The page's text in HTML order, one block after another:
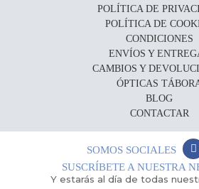
POLÍTICA DE
POLÍTICA DE
CONDICIONES
ENVÍOS Y
CAMBIOS Y
ÓPTICAS
BLOG
CONTACTAR
SOMOS SOCIALES
SUSCRÍBETE A NUESTRA
Y estarás al día de todas